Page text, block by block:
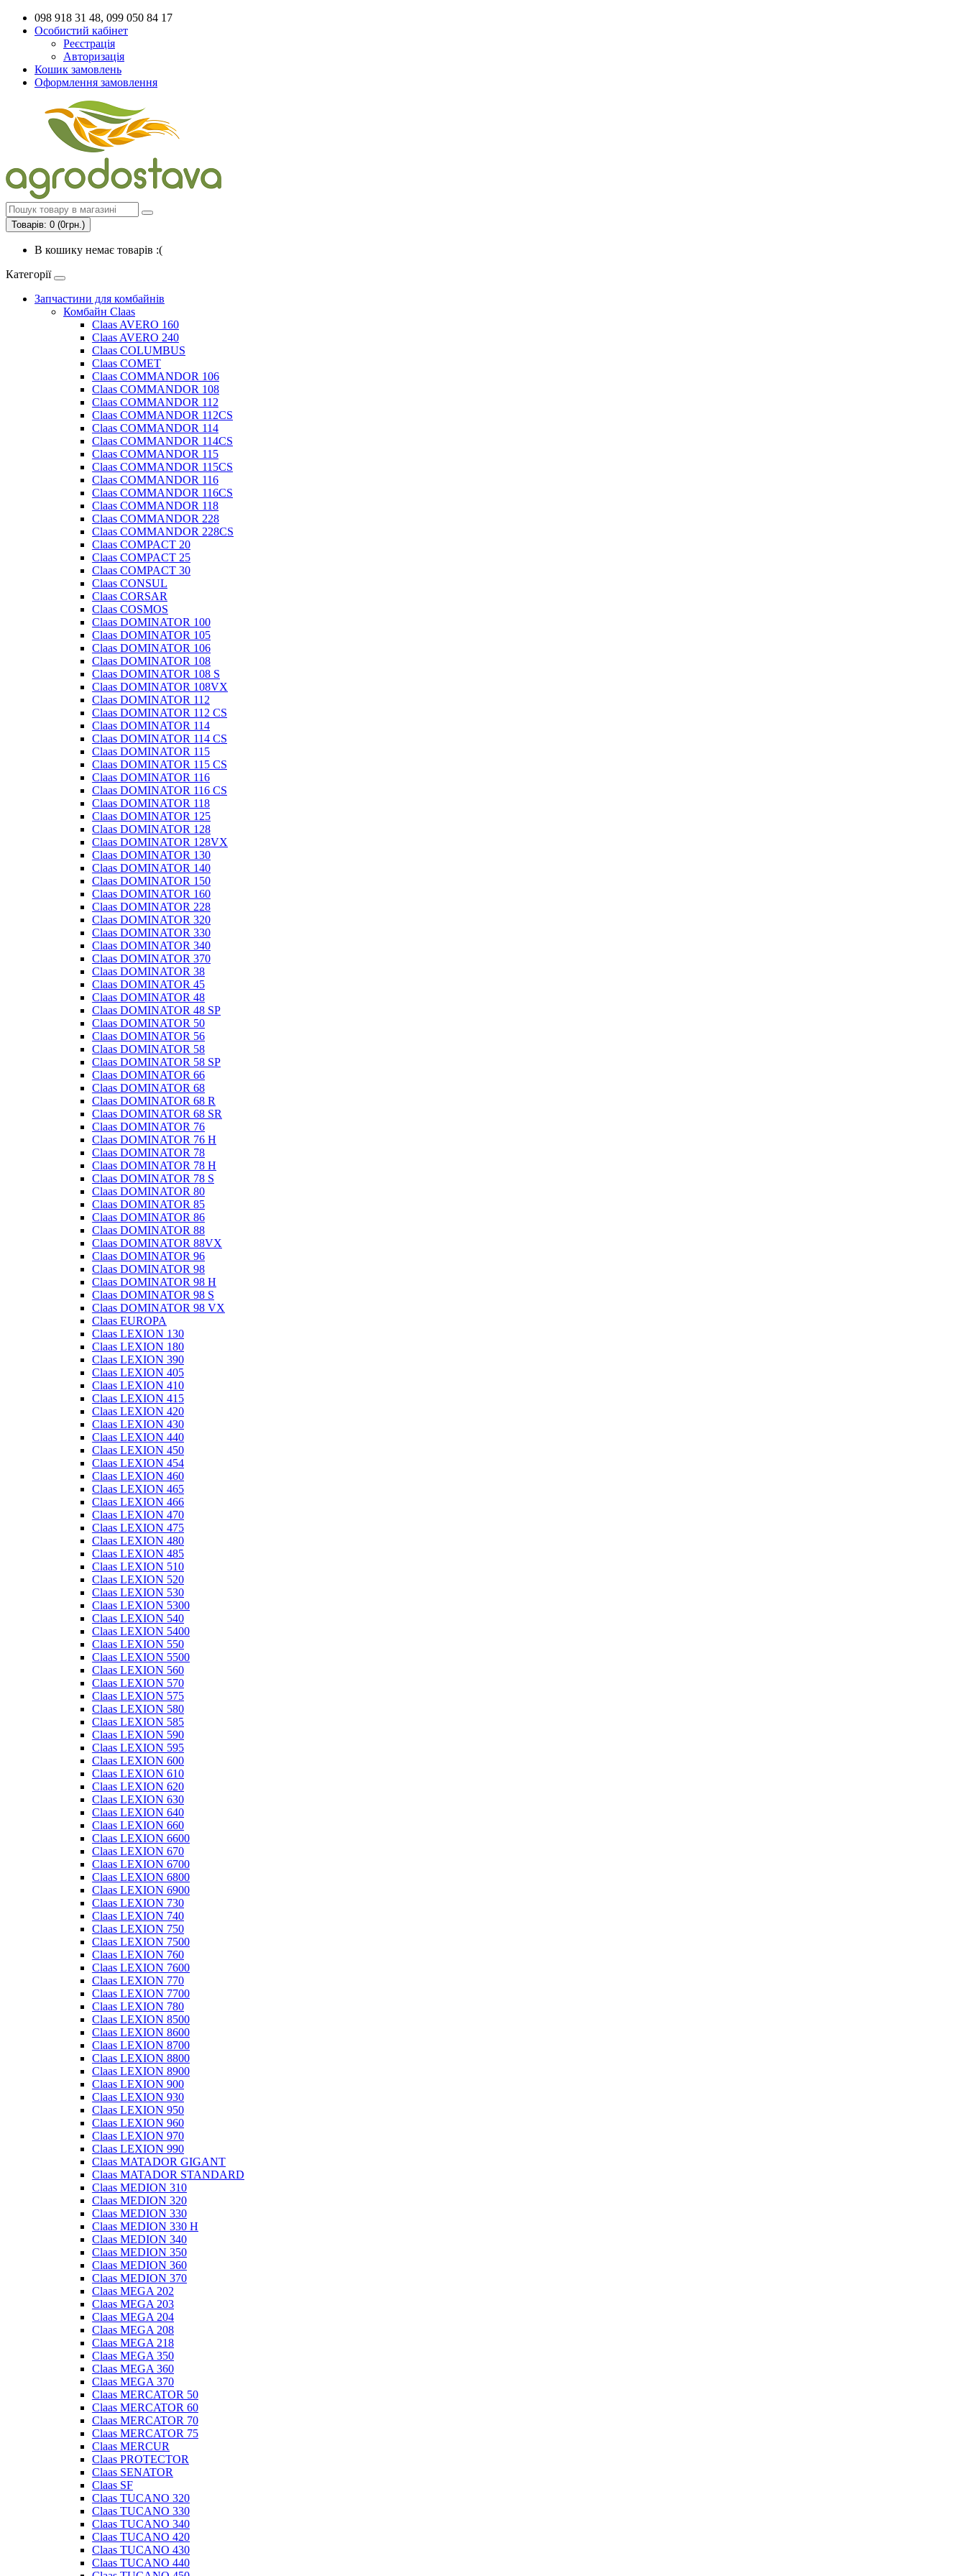
098 918 31 48, 099 050 84 17
Особистий кабінет
Реєстрація
Авторизація
Кошик замовлень
Оформлення замовлення
Товарів: 0 (0грн.)
В кошику немає товарів :(
Категорії
Запчастини для комбайнів
Комбайн Claas
Claas AVERO 160
Claas AVERO 240
Claas COLUMBUS
Claas COMET
Claas COMMANDOR 106
Claas COMMANDOR 108
Claas COMMANDOR 112
Claas COMMANDOR 112CS
Claas COMMANDOR 114
Claas COMMANDOR 114CS
Claas COMMANDOR 115
Claas COMMANDOR 115CS
Claas COMMANDOR 116
Claas COMMANDOR 116CS
Claas COMMANDOR 118
Claas COMMANDOR 228
Claas COMMANDOR 228CS
Claas COMPACT 20
Claas COMPACT 25
Claas COMPACT 30
Claas CONSUL
Claas CORSAR
Claas COSMOS
Claas DOMINATOR 100
Claas DOMINATOR 105
Claas DOMINATOR 106
Claas DOMINATOR 108
Claas DOMINATOR 108 S
Claas DOMINATOR 108VX
Claas DOMINATOR 112
Claas DOMINATOR 112 CS
Claas DOMINATOR 114
Claas DOMINATOR 114 CS
Claas DOMINATOR 115
Claas DOMINATOR 115 CS
Claas DOMINATOR 116
Claas DOMINATOR 116 CS
Claas DOMINATOR 118
Claas DOMINATOR 125
Claas DOMINATOR 128
Claas DOMINATOR 128VX
Claas DOMINATOR 130
Claas DOMINATOR 140
Claas DOMINATOR 150
Claas DOMINATOR 160
Claas DOMINATOR 228
Claas DOMINATOR 320
Claas DOMINATOR 330
Claas DOMINATOR 340
Claas DOMINATOR 370
Claas DOMINATOR 38
Claas DOMINATOR 45
Claas DOMINATOR 48
Claas DOMINATOR 48 SP
Claas DOMINATOR 50
Claas DOMINATOR 56
Claas DOMINATOR 58
Claas DOMINATOR 58 SP
Claas DOMINATOR 66
Claas DOMINATOR 68
Claas DOMINATOR 68 R
Claas DOMINATOR 68 SR
Claas DOMINATOR 76
Claas DOMINATOR 76 H
Claas DOMINATOR 78
Claas DOMINATOR 78 H
Claas DOMINATOR 78 S
Claas DOMINATOR 80
Claas DOMINATOR 85
Claas DOMINATOR 86
Claas DOMINATOR 88
Claas DOMINATOR 88VX
Claas DOMINATOR 96
Claas DOMINATOR 98
Claas DOMINATOR 98 H
Claas DOMINATOR 98 S
Claas DOMINATOR 98 VX
Claas EUROPA
Claas LEXION 130
Claas LEXION 180
Claas LEXION 390
Claas LEXION 405
Claas LEXION 410
Claas LEXION 415
Claas LEXION 420
Claas LEXION 430
Claas LEXION 440
Claas LEXION 450
Claas LEXION 454
Claas LEXION 460
Claas LEXION 465
Claas LEXION 466
Claas LEXION 470
Claas LEXION 475
Claas LEXION 480
Claas LEXION 485
Claas LEXION 510
Claas LEXION 520
Claas LEXION 530
Claas LEXION 5300
Claas LEXION 540
Claas LEXION 5400
Claas LEXION 550
Claas LEXION 5500
Claas LEXION 560
Claas LEXION 570
Claas LEXION 575
Claas LEXION 580
Claas LEXION 585
Claas LEXION 590
Claas LEXION 595
Claas LEXION 600
Claas LEXION 610
Claas LEXION 620
Claas LEXION 630
Claas LEXION 640
Claas LEXION 660
Claas LEXION 6600
Claas LEXION 670
Claas LEXION 6700
Claas LEXION 6800
Claas LEXION 6900
Claas LEXION 730
Claas LEXION 740
Claas LEXION 750
Claas LEXION 7500
Claas LEXION 760
Claas LEXION 7600
Claas LEXION 770
Claas LEXION 7700
Claas LEXION 780
Claas LEXION 8500
Claas LEXION 8600
Claas LEXION 8700
Claas LEXION 8800
Claas LEXION 8900
Claas LEXION 900
Claas LEXION 930
Claas LEXION 950
Claas LEXION 960
Claas LEXION 970
Claas LEXION 990
Claas MATADOR GIGANT
Claas MATADOR STANDARD
Claas MEDION 310
Claas MEDION 320
Claas MEDION 330
Claas MEDION 330 H
Claas MEDION 340
Claas MEDION 350
Claas MEDION 360
Claas MEDION 370
Claas MEGA 202
Claas MEGA 203
Claas MEGA 204
Claas MEGA 208
Claas MEGA 218
Claas MEGA 350
Claas MEGA 360
Claas MEGA 370
Claas MERCATOR 50
Claas MERCATOR 60
Claas MERCATOR 70
Claas MERCATOR 75
Claas MERCUR
Claas PROTECTOR
Claas SENATOR
Claas SF
Claas TUCANO 320
Claas TUCANO 330
Claas TUCANO 340
Claas TUCANO 420
Claas TUCANO 430
Claas TUCANO 440